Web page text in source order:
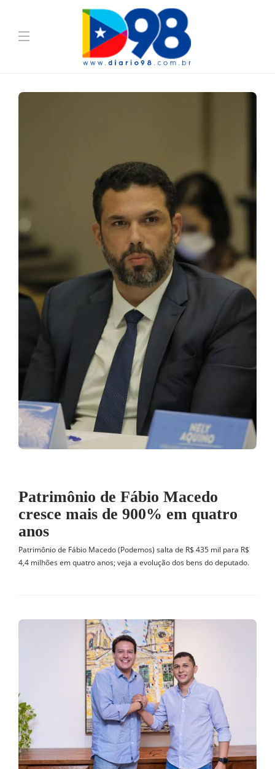
Patrimônio de Fábio Macedo
cresce mais de 900% em quatro
anos
Patrimônio de Fábio Macedo (Podemos) salta de R$ 435 mil para R$
4,4 milhões em quatro anos; veja a evolução dos bens do deputado.